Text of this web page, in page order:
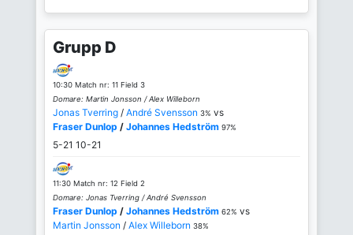
Grupp D
10:30 Match nr: 11 Field 3
Domare: Martin Jonsson / Alex Willeborn
Jonas Tverring / André Svensson 3% vs
Fraser Dunlop / Johannes Hedström 97%
5-21 10-21
11:30 Match nr: 12 Field 2
Domare: Jonas Tverring / André Svensson
Fraser Dunlop / Johannes Hedström 62% vs
Martin Jonsson / Alex Willeborn 38%